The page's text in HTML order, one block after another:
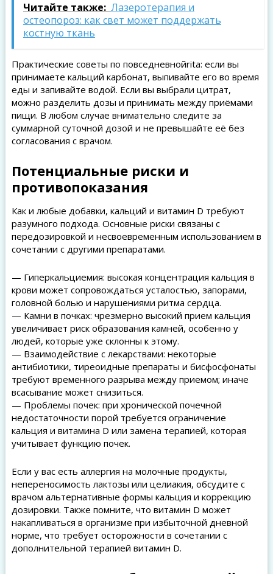
Читайте также: Лазеротерапия и
остеопороз: как свет может поддержать
костную ткань
Практические советы по повседневнойrita: если вы
принимаете кальций карбонат, выпивайте его во время
еды и запивайте водой. Если вы выбрали цитрат,
можно разделить дозы и принимать между приёмами
пищи. В любом случае внимательно следите за
суммарной суточной дозой и не превышайте её без
согласования с врачом.
Потенциальные риски и
противопоказания
Как и любые добавки, кальций и витамин D требуют
разумного подхода. Основные риски связаны с
передозировкой и несвоевременным использованием в
сочетании с другими препаратами.
— Гиперкальциемия: высокая концентрация кальция в
крови может сопровождаться усталостью, запорами,
головной болью и нарушениями ритма сердца.
— Камни в почках: чрезмерно высокий прием кальция
увеличивает риск образования камней, особенно у
людей, которые уже склонны к этому.
— Взаимодействие с лекарствами: некоторые
антибиотики, тиреоидные препараты и бисфосфонаты
требуют временного разрыва между приемом; иначе
всасывание может снизиться.
— Проблемы почек: при хронической почечной
недостаточности порой требуется ограничение
кальция и витамина D или замена терапией, которая
учитывает функцию почек.
Если у вас есть аллергия на молочные продукты,
непереносимость лактозы или целиакия, обсудите с
врачом альтернативные формы кальция и коррекцию
дозировки. Также помните, что витамин D может
накапливаться в организме при избыточной дневной
норме, что требует осторожности в сочетании с
дополнительной терапией витамин D.